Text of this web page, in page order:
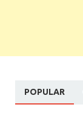
POPULAR